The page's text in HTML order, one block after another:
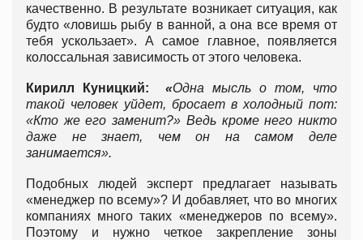
качественно. В результате возникает ситуация, как
будто «ловишь рыбу в ванной, а она все время от
тебя ускользает». А самое главное, появляется
колоссальная зависимость от этого человека.
Кирилл Куницкий: «Одна мысль о том, что
такой человек уйдет, бросает в холодный пот:
«Кто же его заменит?» Ведь кроме него никто
даже не знает, чем он на самом деле
занимается».
Подобных людей эксперт предлагает называть
«менеджер по всему»? И добавляет, что во многих
компаниях много таких «менеджеров по всему».
Поэтому и нужно четкое закрепление зоны